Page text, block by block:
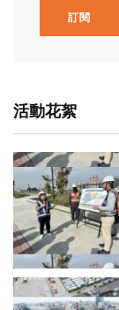
訂閱
活動花絮